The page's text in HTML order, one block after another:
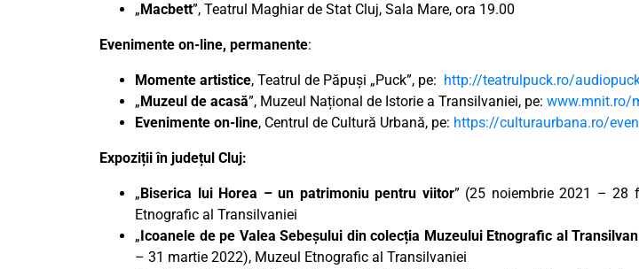
„ Macbett”, Teatrul Maghiar de Stat Cluj, Sala Mare, ora 19.00
Evenimente on-line, permanente:
Momente artistice, Teatrul de Păpuși „Puck”, pe: http://teatrulpuck.ro/
„ Muzeul de acasă”, Muzeul Național de Istorie a Transilvaniei, pe: www.mnit.ro/
Evenimente on-line, Centrul de Cultură Urbană, pe: https://culturaurbana.ro/
Expoziții în județul Cluj:
„ Biserica lui Horea – un patrimoniu pentru viitor” (25 noiembrie 2021 – 28
Etnografic al Transilvaniei
„ Icoanele de pe Valea Sebeșului din colecția Muzeului Etnografic al
– 31 martie 2022), Muzeul Etnografic al Transilvaniei